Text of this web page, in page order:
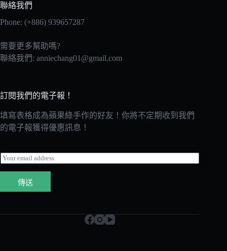
聯絡我們
Phone: (+886) 939657287
需要更多幫助嗎?
聯絡我們: anniechang01@gmail.com
訂閱我們的電子報！
填寫表格成為蘋果綠手作的好友！你將不定期收到我們
的電子報獲得優惠訊息！
E
m
a
l
傳送